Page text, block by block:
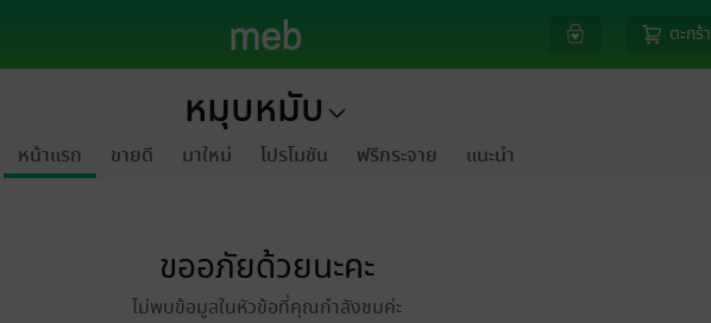
ตะกร้า
หมุบหมับ
หน้าแรก ขายดี มาใหม่ โปรโมชัน ฟรีกระจาย แนะนำ
ขออภัยด้วยนะคะ
ไม่พบข้อมูลในหัวข้อที่คุณกำลังชมค่ะ